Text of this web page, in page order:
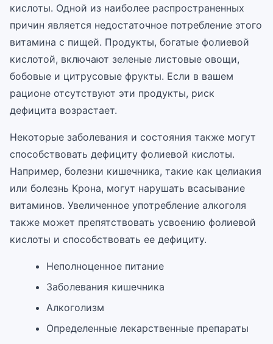
кислоты. Одной из наиболее распространенных
причин является недостаточное потребление этого
витамина с пищей. Продукты, богатые фолиевой
кислотой, включают зеленые листовые овощи,
бобовые и цитрусовые фрукты. Если в вашем
рационе отсутствуют эти продукты, риск
дефицита возрастает.
Некоторые заболевания и состояния также могут
способствовать дефициту фолиевой кислоты.
Например, болезни кишечника, такие как целиакия
или болезнь Крона, могут нарушать всасывание
витаминов. Увеличенное употребление алкоголя
также может препятствовать усвоению фолиевой
кислоты и способствовать ее дефициту.
Неполноценное питание
Заболевания кишечника
Алкоголизм
Определенные лекарственные препараты